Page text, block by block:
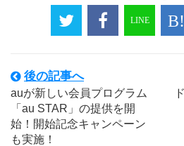
後の記事へ
auが新しい会員プログラム
「au STAR」の提供を開
始！開始記念キャンペーン
も実施！